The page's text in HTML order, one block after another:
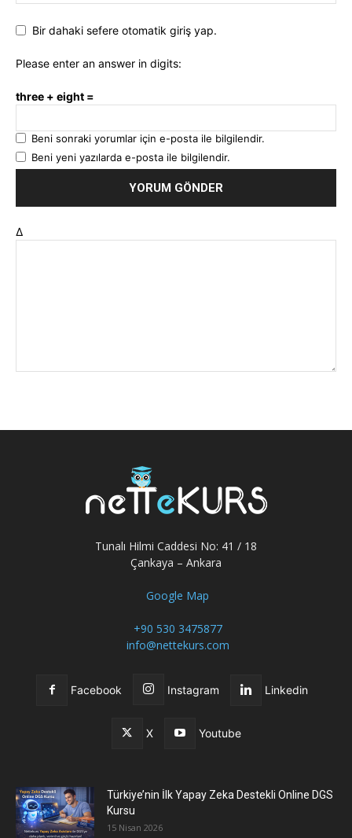
Bir dahaki sefere otomatik giriş yap.
Please enter an answer in digits:
three + eight =
Beni sonraki yorumlar için e-posta ile bilgilendir.
Beni yeni yazılarda e-posta ile bilgilendir.
Δ
Tunalı Hilmi Caddesi No: 41 / 18
Çankaya – Ankara
Google Map
+90 530 3475877
info@nettekurs.com
Facebook Instagram Linkedin
X Youtube
Türkiye’nin İlk Yapay Zeka Destekli Online DGS
Kursu
15 Nisan 2026